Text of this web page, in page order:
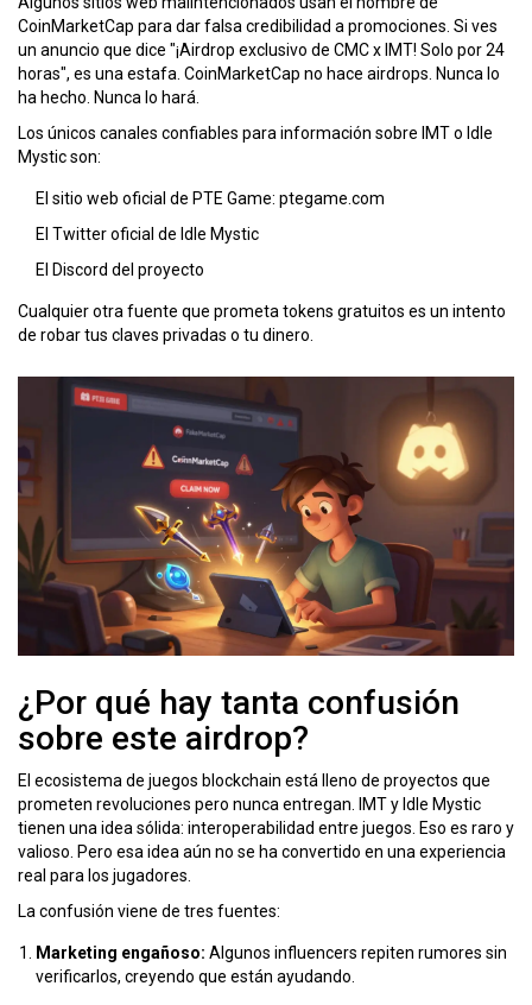
CoinMarketCap para dar falsa credibilidad a promociones. Si ves
un anuncio que dice "¡Airdrop exclusivo de CMC x IMT! Solo por 24
horas", es una estafa. CoinMarketCap no hace airdrops. Nunca lo
ha hecho. Nunca lo hará.
Los únicos canales confiables para información sobre IMT o Idle
Mystic son:
El sitio web oficial de PTE Game: ptegame.com
El Twitter oficial de Idle Mystic
El Discord del proyecto
Cualquier otra fuente que prometa tokens gratuitos es un intento
de robar tus claves privadas o tu dinero.
¿Por qué hay tanta confusión
sobre este airdrop?
El ecosistema de juegos blockchain está lleno de proyectos que
prometen revoluciones pero nunca entregan. IMT y Idle Mystic
tienen una idea sólida: interoperabilidad entre juegos. Eso es raro y
valioso. Pero esa idea aún no se ha convertido en una experiencia
real para los jugadores.
La confusión viene de tres fuentes:
Marketing engañoso: Algunos influencers repiten rumores sin
verificarlos, creyendo que están ayudando.